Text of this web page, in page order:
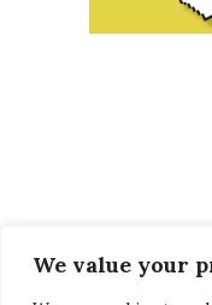
We value your